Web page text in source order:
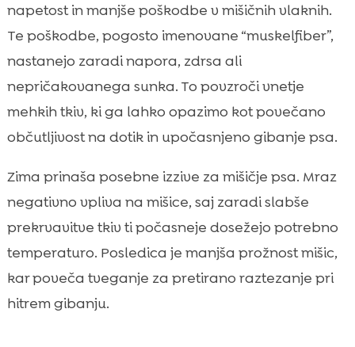
napetost in manjše poškodbe v mišičnih vlaknih.
Te poškodbe, pogosto imenovane “muskelfiber”,
nastanejo zaradi napora, zdrsa ali
nepričakovanega sunka. To povzroči vnetje
mehkih tkiv, ki ga lahko opazimo kot povečano
občutljivost na dotik in upočasnjeno gibanje psa.
Zima prinaša posebne izzive za mišičje psa. Mraz
negativno vpliva na mišice, saj zaradi slabše
prekrvavitve tkiv ti počasneje dosežejo potrebno
temperaturo. Posledica je manjša prožnost mišic,
kar poveča tveganje za pretirano raztezanje pri
hitrem gibanju.